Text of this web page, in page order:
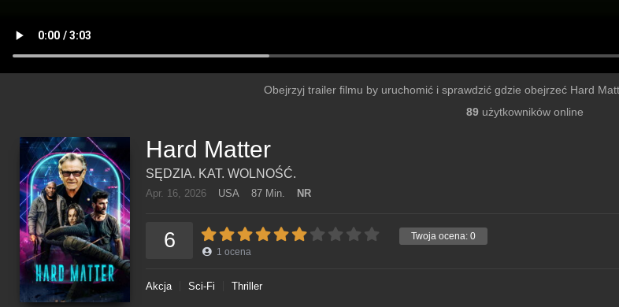
Obejrzyj trailer filmu by uruchomić i sprawdzić gdzie obejrzeć Hard
89użytkowników online
Hard Matter
SĘDZIA. KAT. WOLNOŚĆ.
Apr. 16, 2026 USA 87 Min. NR
Twoja ocena: 0
6 1 ocena
Akcja Sci-Fi Thriller